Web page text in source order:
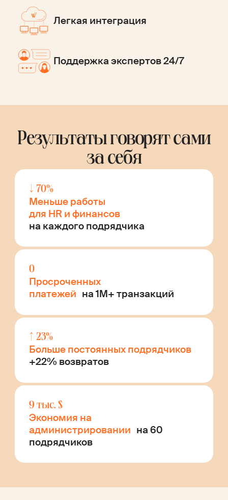
Легкая интеграция
Поддержка экспертов 24/7
Результаты говорят сами
за себя
↓ 70%
Меньше работы
для HR и финансов
на каждого подрядчика
0
Просроченных
платежей на 1M+ транзакций
↑ 23%
Больше постоянных подрядчиков
+22% возвратов
9 тыс. $
Экономия на
администрировании на 60
подрядчиков